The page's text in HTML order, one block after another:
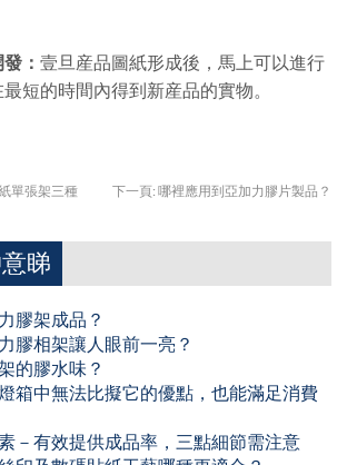
： 壹旦産品圖紙形成後，馬上可以進行
短的時間內得到新産品的實物。
單張架三種
下一頁: 哪裡應用到亞加力膠片製品？
睇
膠架成品？
膠相架讓人眼前一亮？
的膠水味？
箱中無法比擬它的優點，也能滿足消費
－有效提供成品率，三點細節需注意